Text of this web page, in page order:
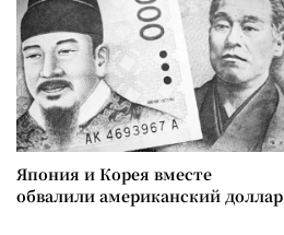
Япония и Корея вместе
обвалили американский доллар